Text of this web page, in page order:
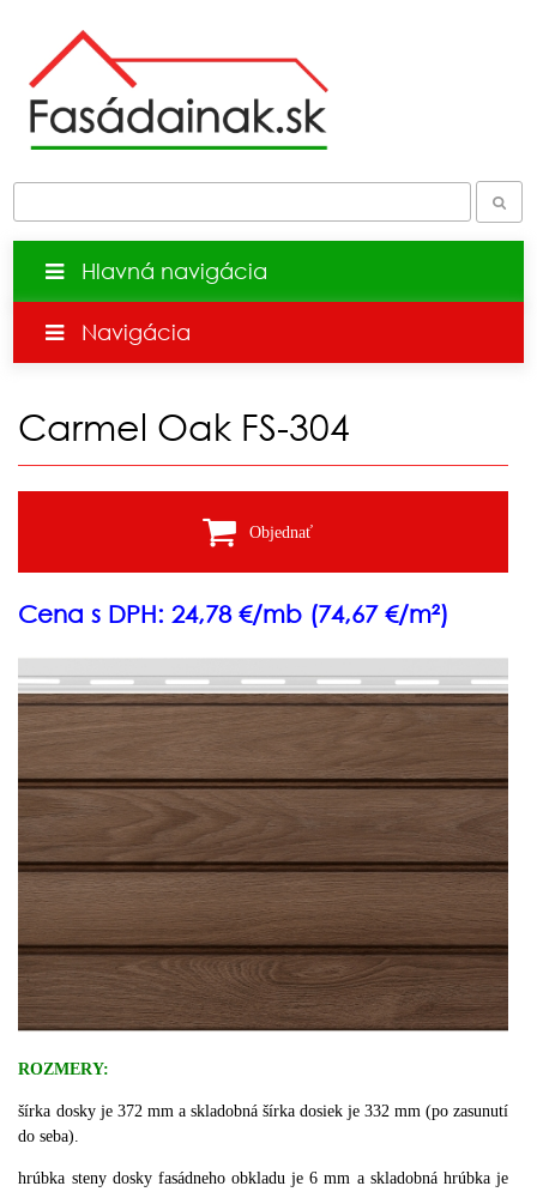
Hlavná navigácia
Navigácia
Carmel Oak FS-304
Objednať
Cena s DPH: 24,78 €/mb (74,67 €/m²)
ROZMERY:
šírka dosky je 372 mm a skladobná šírka dosiek je 332 mm (po zasunutí
do seba).
hrúbka steny dosky fasádneho obkladu je 6 mm a skladobná hrúbka je